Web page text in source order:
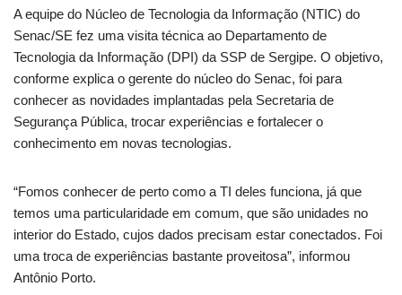
A equipe do Núcleo de Tecnologia da Informação (NTIC) do
Senac/SE fez uma visita técnica ao Departamento de
Tecnologia da Informação (DPI) da SSP de Sergipe. O objetivo,
conforme explica o gerente do núcleo do Senac, foi para
conhecer as novidades implantadas pela Secretaria de
Segurança Pública, trocar experiências e fortalecer o
conhecimento em novas tecnologias.
“Fomos conhecer de perto como a TI deles funciona, já que
temos uma particularidade em comum, que são unidades no
interior do Estado, cujos dados precisam estar conectados. Foi
uma troca de experiências bastante proveitosa”, informou
Antônio Porto.